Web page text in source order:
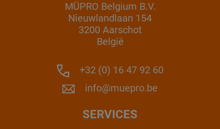
MÜPRO Belgium B.V.
Nieuwlandlaan 154
3200 Aarschot
België
+32 (0) 16 47 92 60
info@muepro.be
SERVICES